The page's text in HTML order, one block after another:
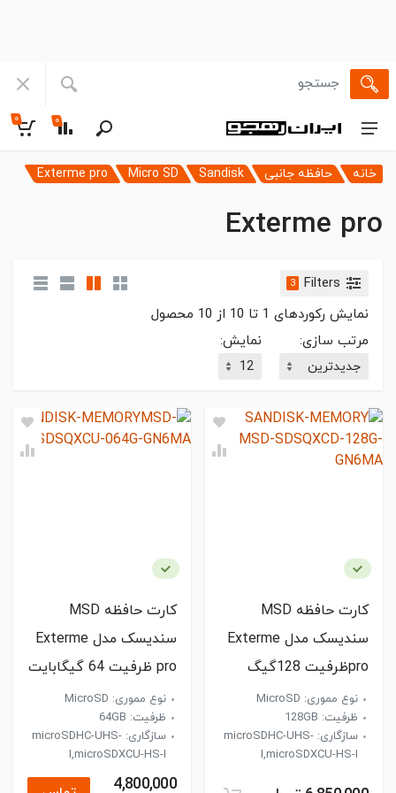
۰ ۰
خانه حافظه جانبی Sandisk
Micro SD
Exterme pro
Exterme pro
Filters
3
نمایش رکوردهای 1 تا 10 از 10 محصول
مرتب سازی:
نمایش:
کارت حافظه MSD
سندیسک مدل Exterme
proظرفیت 128گیگ
نوع مموری: MicroSD
ظرفیت: 128GB
سازگاری: microSDHC-UHS-
I,microSDXCU-HS-I
کارت حافظه MSD
سندیسک مدل Exterme
pro ظرفیت 64 گیگابایت
نوع مموری: MicroSD
ظرفیت: 64GB
سازگاری: microSDHC-UHS-
I,microSDXCU-HS-I
4,800,000